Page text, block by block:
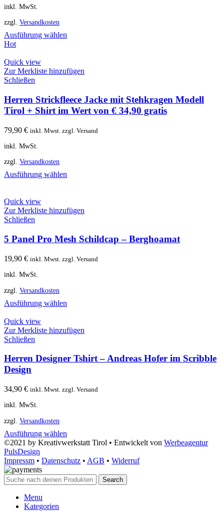
inkl. MwSt.
zzgl. Versandkosten
Ausführung wählen
Hot
Quick view
Zur Merkliste hinzufügen
Schließen
Herren Strickfleece Jacke mit Stehkragen Modell
Tirol + Shirt im Wert von € 34,90 gratis
79,90 € inkl. Mwst. zzgl. Versand
inkl. MwSt.
zzgl. Versandkosten
Ausführung wählen
Quick view
Zur Merkliste hinzufügen
Schließen
5 Panel Pro Mesh Schildcap – Berghoamat
19,90 € inkl. Mwst. zzgl. Versand
inkl. MwSt.
zzgl. Versandkosten
Ausführung wählen
Quick view
Zur Merkliste hinzufügen
Schließen
Herren Designer Tshirt – Andreas Hofer im Scribble
Design
34,90 € inkl. Mwst. zzgl. Versand
inkl. MwSt.
zzgl. Versandkosten
Ausführung wählen
©2021 by Kreativwerkstatt Tirol • Entwickelt von Werbeagentur
PulsDesign
Impressm • Datenschutz • AGB • Widerruf
Search
Menu
Kategorien